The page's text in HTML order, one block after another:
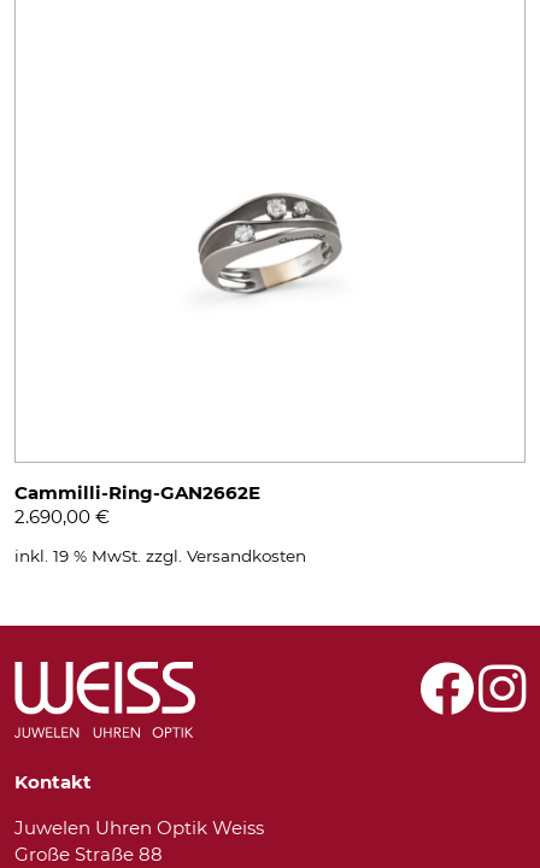
Cammilli-Ring-GAN2662E
2.690,00 €
inkl. 19 % MwSt. zzgl. Versandkosten
Kontakt
Juwelen Uhren Optik Weiss
Große Straße 88